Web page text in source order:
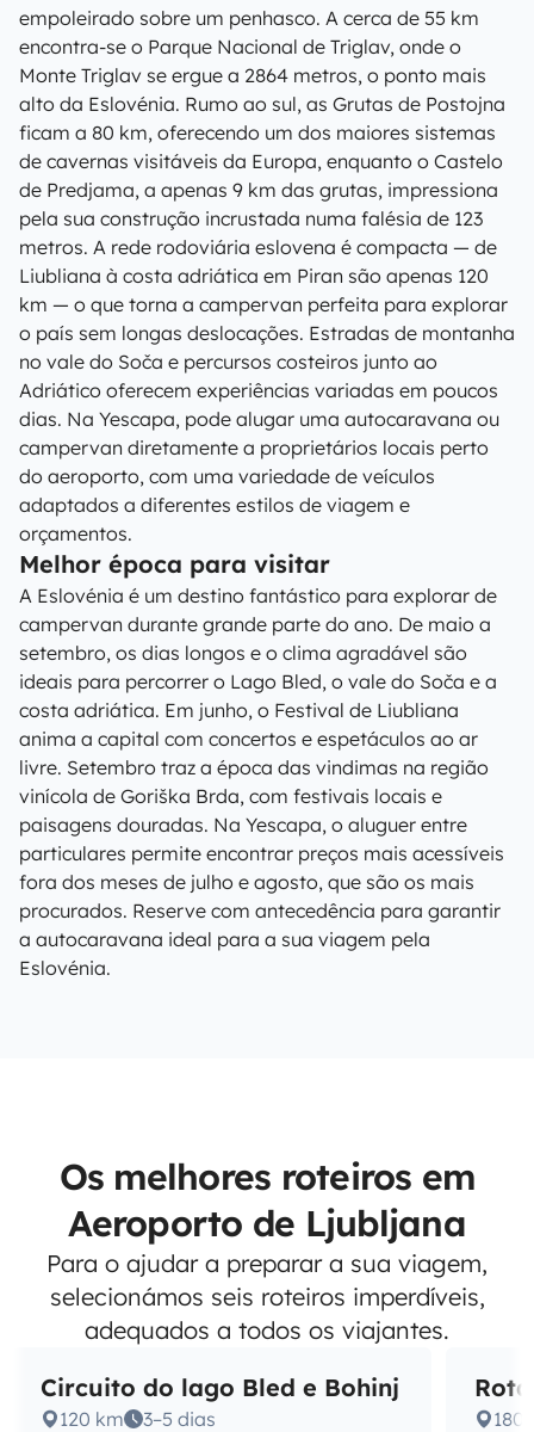
empoleirado sobre um penhasco. A cerca de 55 km
encontra-se o Parque Nacional de Triglav, onde o
Monte Triglav se ergue a 2864 metros, o ponto mais
alto da Eslovénia. Rumo ao sul, as Grutas de Postojna
ficam a 80 km, oferecendo um dos maiores sistemas
de cavernas visitáveis da Europa, enquanto o Castelo
de Predjama, a apenas 9 km das grutas, impressiona
pela sua construção incrustada numa falésia de 123
metros. A rede rodoviária eslovena é compacta — de
Liubliana à costa adriática em Piran são apenas 120
km — o que torna a campervan perfeita para explorar
o país sem longas deslocações. Estradas de montanha
no vale do Soča e percursos costeiros junto ao
Adriático oferecem experiências variadas em poucos
dias. Na Yescapa, pode alugar uma autocaravana ou
campervan diretamente a proprietários locais perto
do aeroporto, com uma variedade de veículos
adaptados a diferentes estilos de viagem e
orçamentos.
Melhor época para visitar
A Eslovénia é um destino fantástico para explorar de
campervan durante grande parte do ano. De maio a
setembro, os dias longos e o clima agradável são
ideais para percorrer o Lago Bled, o vale do Soča e a
costa adriática. Em junho, o Festival de Liubliana
anima a capital com concertos e espetáculos ao ar
livre. Setembro traz a época das vindimas na região
vinícola de Goriška Brda, com festivais locais e
paisagens douradas. Na Yescapa, o aluguer entre
particulares permite encontrar preços mais acessíveis
fora dos meses de julho e agosto, que são os mais
procurados. Reserve com antecedência para garantir
a autocaravana ideal para a sua viagem pela
Eslovénia.
Os melhores roteiros em
Aeroporto de Ljubljana
Para o ajudar a preparar a sua viagem,
selecionámos seis roteiros imperdíveis,
adequados a todos os viajantes.
Circuito do lago Bled e Bohinj
120 km
3–5 dias
180